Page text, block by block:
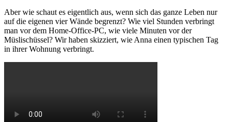
Aber wie schaut es eigentlich aus, wenn sich das ganze Leben nur
auf die eigenen vier Wände begrenzt? Wie viel Stunden verbringt
man vor dem Home-Office-PC, wie viele Minuten vor der
Müslischüssel? Wir haben skizziert, wie Anna einen typischen Tag
in ihrer Wohnung verbringt.